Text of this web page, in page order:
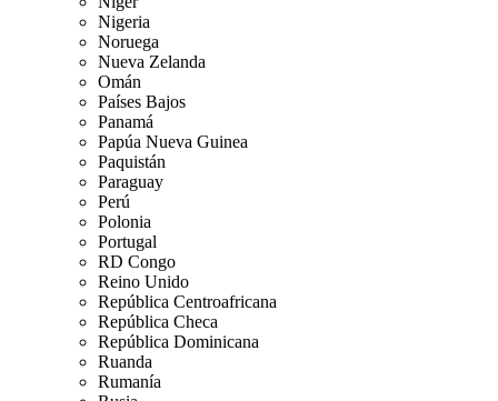
Nigeria
Noruega
Nueva Zelanda
Omán
Países Bajos
Panamá
Papúa Nueva Guinea
Paquistán
Paraguay
Perú
Polonia
Portugal
RD Congo
Reino Unido
República Centroafricana
República Checa
República Dominicana
Ruanda
Rumanía